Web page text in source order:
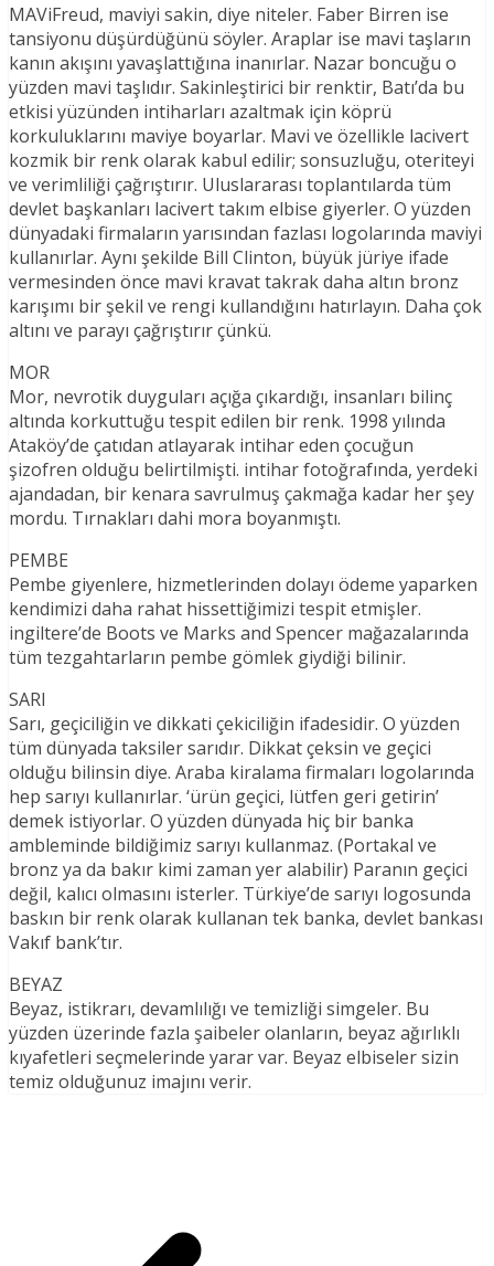
MAViFreud, maviyi sakin, diye niteler. Faber Birren ise
tansiyonu düşürdüğünü söyler. Araplar ise mavi taşların
kanın akışını yavaşlattığına inanırlar. Nazar boncuğu o
yüzden mavi taşlıdır. Sakinleştirici bir renktir, Batı’da bu
etkisi yüzünden intiharları azaltmak için köprü
korkuluklarını maviye boyarlar. Mavi ve özellikle lacivert
kozmik bir renk olarak kabul edilir; sonsuzluğu, oteriteyi
ve verimliliği çağrıştırır. Uluslararası toplantılarda tüm
devlet başkanları lacivert takım elbise giyerler. O yüzden
dünyadaki firmaların yarısından fazlası logolarında maviyi
kullanırlar. Aynı şekilde Bill Clinton, büyük jüriye ifade
vermesinden önce mavi kravat takrak daha altın bronz
karışımı bir şekil ve rengi kullandığını hatırlayın. Daha çok
altını ve parayı çağrıştırır çünkü.
MOR
Mor, nevrotik duyguları açığa çıkardığı, insanları bilinç
altında korkuttuğu tespit edilen bir renk. 1998 yılında
Ataköy’de çatıdan atlayarak intihar eden çocuğun
şizofren olduğu belirtilmişti. intihar fotoğrafında, yerdeki
ajandadan, bir kenara savrulmuş çakmağa kadar her şey
mordu. Tırnakları dahi mora boyanmıştı.
PEMBE
Pembe giyenlere, hizmetlerinden dolayı ödeme yaparken
kendimizi daha rahat hissettiğimizi tespit etmişler.
ingiltere’de Boots ve Marks and Spencer mağazalarında
tüm tezgahtarların pembe gömlek giydiği bilinir.
SARI
Sarı, geçiciliğin ve dikkati çekiciliğin ifadesidir. O yüzden
tüm dünyada taksiler sarıdır. Dikkat çeksin ve geçici
olduğu bilinsin diye. Araba kiralama firmaları logolarında
hep sarıyı kullanırlar. ‘ürün geçici, lütfen geri getirin’
demek istiyorlar. O yüzden dünyada hiç bir banka
ambleminde bildiğimiz sarıyı kullanmaz. (Portakal ve
bronz ya da bakır kimi zaman yer alabilir) Paranın geçici
değil, kalıcı olmasını isterler. Türkiye’de sarıyı logosunda
baskın bir renk olarak kullanan tek banka, devlet bankası
Vakıf bank’tır.
BEYAZ
Beyaz, istikrarı, devamlılığı ve temizliği simgeler. Bu
yüzden üzerinde fazla şaibeler olanların, beyaz ağırlıklı
kıyafetleri seçmelerinde yarar var. Beyaz elbiseler sizin
temiz olduğunuz imajını verir.